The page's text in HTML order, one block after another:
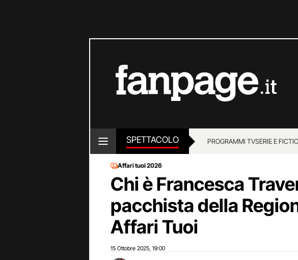
SPETTACOLO PROGRAMMI TVSERIE E
Affari tuoi 2026
Chi è Francesca
pacchista della
Affari Tuoi
15 Ottobre 2025 19:00